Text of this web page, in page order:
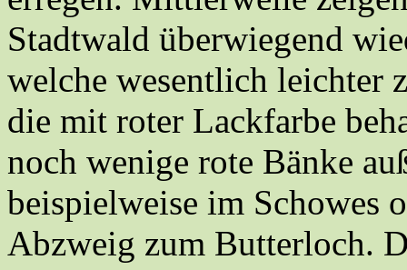
Stadtwald überwiegend
welche wesentlich leichter
die mit roter Lackfarbe
noch wenige rote Bänke
beispielweise im Schowes
Abzweig zum Butterloch.